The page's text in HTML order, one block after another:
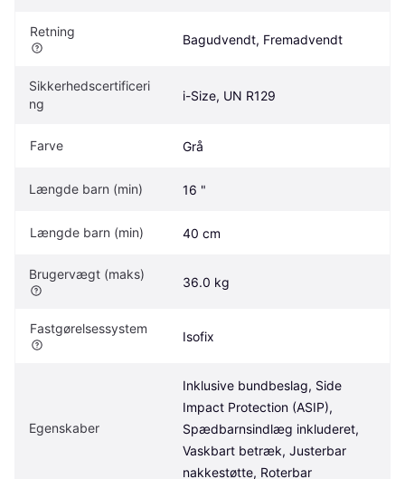
Retning
Bagudvendt, Fremadvendt
Sikkerhedscertificeri
ng
i-Size, UN R129
Farve Grå
Længde barn (min) 16 "
Længde barn (min) 40 cm
Brugervægt (maks)
36.0 kg
Fastgørelsessystem
Isofix
Egenskaber
Inklusive bundbeslag, Side
Impact Protection (ASIP),
Spædbarnsindlæg inkluderet,
Vaskbart betræk, Justerbar
nakkestøtte, Roterbar